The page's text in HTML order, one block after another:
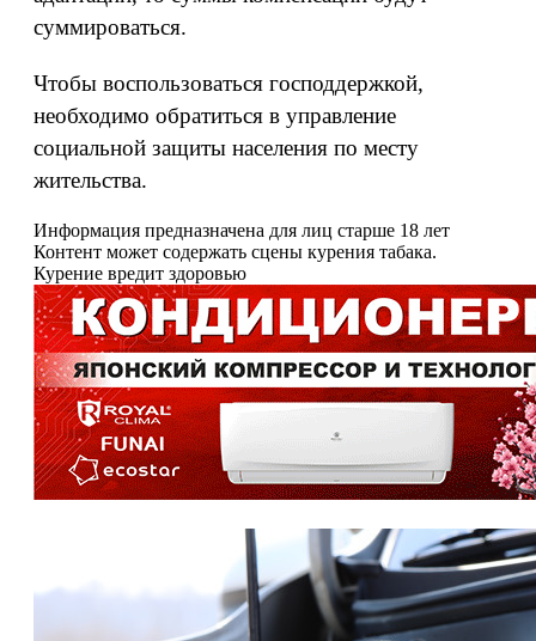
суммироваться.
Чтобы воспользоваться господдержкой,
необходимо обратиться в управление
социальной защиты населения по месту
жительства.
Информация предназначена для лиц старше 18 лет
Контент может содержать сцены курения табака.
Курение вредит здоровью